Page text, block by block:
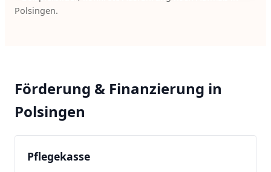
Polsingen.
Förderung & Finanzierung in
Polsingen
Pflegekasse